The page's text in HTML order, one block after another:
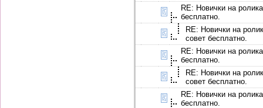
RE: Новички на
бесплатно.
RE: Новички на
совет бесплатно.
RE: Новички на
бесплатно.
RE: Новички на
совет бесплатно.
RE: Новички на
бесплатно.